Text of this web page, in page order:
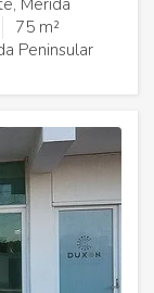
75 m²
Peninsular